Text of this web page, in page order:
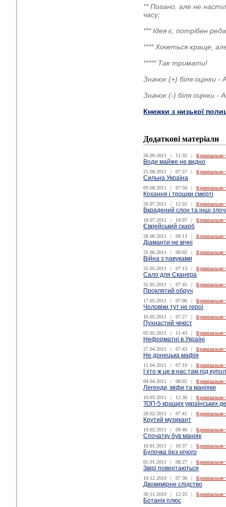
** Погано, але не
часу;
*** Ідея є, потрібен
**** Хочеться краще,
***** Так тримати!
Значок (+) біля оцінки
Значок (-) біля оцінки
Книжки з низької
Додаткові матеріали
26.09.2011 | 11:35 | Кримінальне
Води майже не видно
25.08.2011 | 07:57 | Кримінальне
Сильна Україна
09.08.2011 | 07:50 | Кримінальне
Кохання і трошки смерті
26.07.2011 | 12:55 | Кримінальне
Вкрадений слон та інші
18.07.2011 | 10:07 | Кримінальне
Єврейський скарб
28.06.2011 | 09:13 | Кримінальне
Діаманти не вічні
21.06.2011 | 09:02 | Кримінальне
Війна з павуками
25.05.2011 | 07:13 | Кримінальне
Сало для Сканера
31.05.2011 | 07:45 | Кримінальне
Проклятий обруч
17.05.2011 | 07:06 | Кримінальне
Чоловіки тут не герої
10.05.2011 | 07:27 | Кримінальне
Пухнастий чекіст
05.05.2011 | 11:43 | Кримінальне
Неформатні в Україні
27.04.2011 | 07:43 | Кримінальне
Не донецька мафія
11.04.2011 | 07:10 | Кримінальне
І хто ж це в нас там під
04.04.2011 | 08:02 | Кримінальне
Легенди, міфи та маніяки
10.03.2011 | 12:30 | Кримінальне
ТОП-5 кращих українських
28.02.2011 | 07:41 | Кримінальне
Крутий музикант
19.02.2011 | 09:46 | Кримінальне
Спочатку був маніяк
10.01.2011 | 16:37 | Кримінальне
Булочка без нічого
05.01.2011 | 08:27 | Кримінальне
Звірі повертаються
10.12.2010 | 07:36 | Кримінальне
Двовимірне слідство
30.11.2010 | 12:25 | Кримінальне
Ботанік плюс